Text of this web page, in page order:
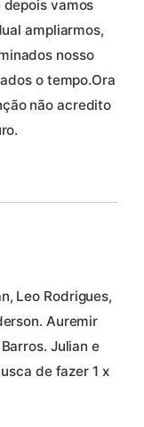
depois vamos
ampliarmos,
nosso
o tempo.Ora
não acredito
Leo Rodrigues,
Auremir
Julian e
de fazer 1 x